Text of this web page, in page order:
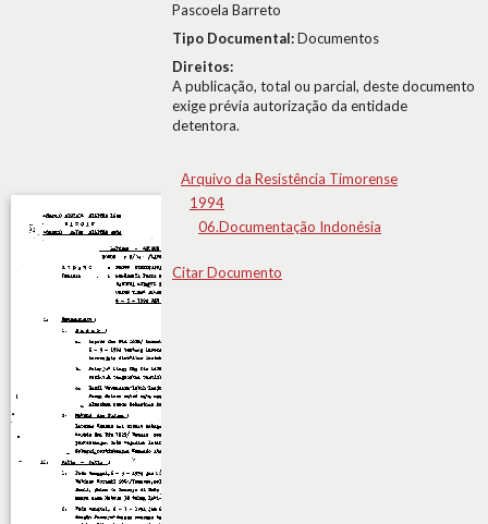
Pascoela Barreto
Tipo Documental:Documentos
Direitos:
A publicação, total ou parcial, deste documento
exige prévia autorização da entidade
detentora.
Arquivo da Resistência Timorense
1994
06.Documentação Indonésia
Citar Documento